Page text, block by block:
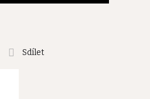
Sdílet